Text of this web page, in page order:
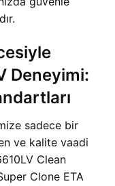
Deneyimi:
sadece bir
ve kalite vaadi
Clean
Clone ETA